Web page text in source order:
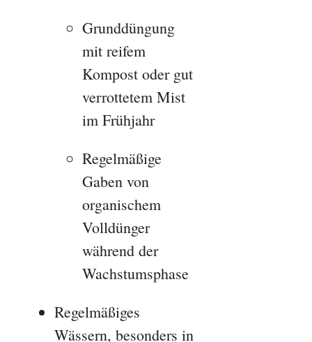
Grunddüngung
mit reifem
Kompost oder gut
verrottetem Mist
im Frühjahr
Regelmäßige
Gaben von
organischem
Volldünger
während der
Wachstumsphase
Regelmäßiges
Wässern, besonders in